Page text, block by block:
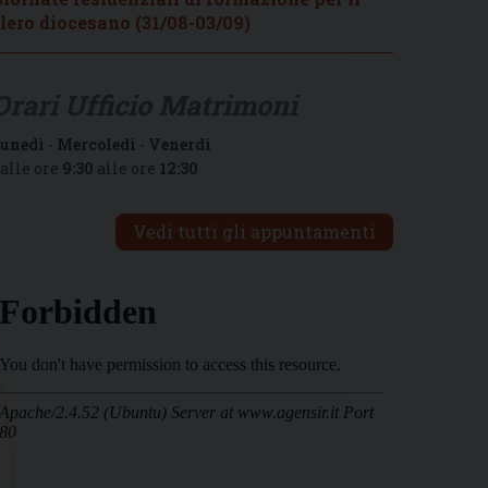
diocesano (31/08-03/09)
- Mercoledì - Venerdì
ore 9:30 alle ore 12:30
Vedi tutti gli appuntamenti